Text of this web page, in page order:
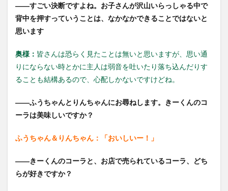
――すごい決断ですよね。お子さんが沢山いらっしゃる中で
背中を押すっていうことは、なかなかできることではないと
思います
奥様： 皆さんは恐らく見たことは無いと思いますが、思い通
りにならない時とかに主人は弱音を吐いたり落ち込んだりす
ることも結構あるので、心配しかないですけどね。
――ふうちゃんとりんちゃんにお尋ねします。きーくんのコ
ーラは美味しいですか？
ふうちゃん＆りんちゃん：「おいしいー！」
――きーくんのコーラと、お店で売られているコーラ、どち
らが好きですか？